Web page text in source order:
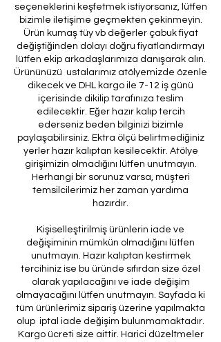
seçeneklerini keşfetmek istiyorsanız, lütfen
bizimle iletişime geçmekten çekinmeyin.
Ürün kumaş tüy vb değerler çabuk fiyat
değiştiğinden dolayı doğru fiyatlandırmayı
lütfen ekip arkadaşlarımıza danışarak alın.
Ürününüzü ustalarımız atölyemizde özenle
dikecek ve DHL kargo ile 7-12 iş günü
içerisinde dikilip tarafınıza teslim
edilecektir. Eğer hazır kalıp tercih
ederseniz beden bilginizi bizimle
paylaşabilirsiniz. Ektra ölçü belirtmediğiniz
yerler hazır kalıptan kesilecektir. Atölye
girişimizin olmadığını lütfen unutmayın.
Herhangi bir sorunuz varsa, müşteri
temsilcilerimiz her zaman yardıma
hazırdır.
Kişiselleştirilmiş ürünlerin iade ve
değişiminin mümkün olmadığını lütfen
unutmayın. Hazır kalıptan kestirmek
tercihiniz ise bu üründe sıfırdan size özel
olarak yapılacağını ve iade değişim
olmayacağını lütfen unutmayın. Sayfada ki
tüm ürünlerimiz sipariş üzerine yapılmakta
olup iptal iade değişim bulunmamaktadır.
Kargo ücreti size aittir. Harici düzeltmeler